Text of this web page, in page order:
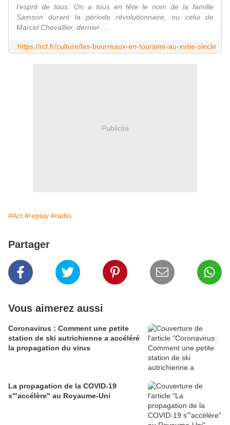
l'esprit de tous. On a tous en tête le nom de la famille
Samson durant la période révolutionnaire, ou celui de
Marcel Chevallier, dernier ...
https://rcf.fr/culture/les-bourreaux-en-touraine-au-xviiie-siecle
Publicité
#Act #replay #radio
Partager
Vous aimerez aussi
Coronavirus : Comment une petite
station de ski autrichienne a accéléré
la propagation du virus
La propagation de la COVID-19
s'"accélère" au Royaume-Uni